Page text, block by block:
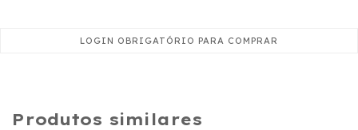
Produtos similares